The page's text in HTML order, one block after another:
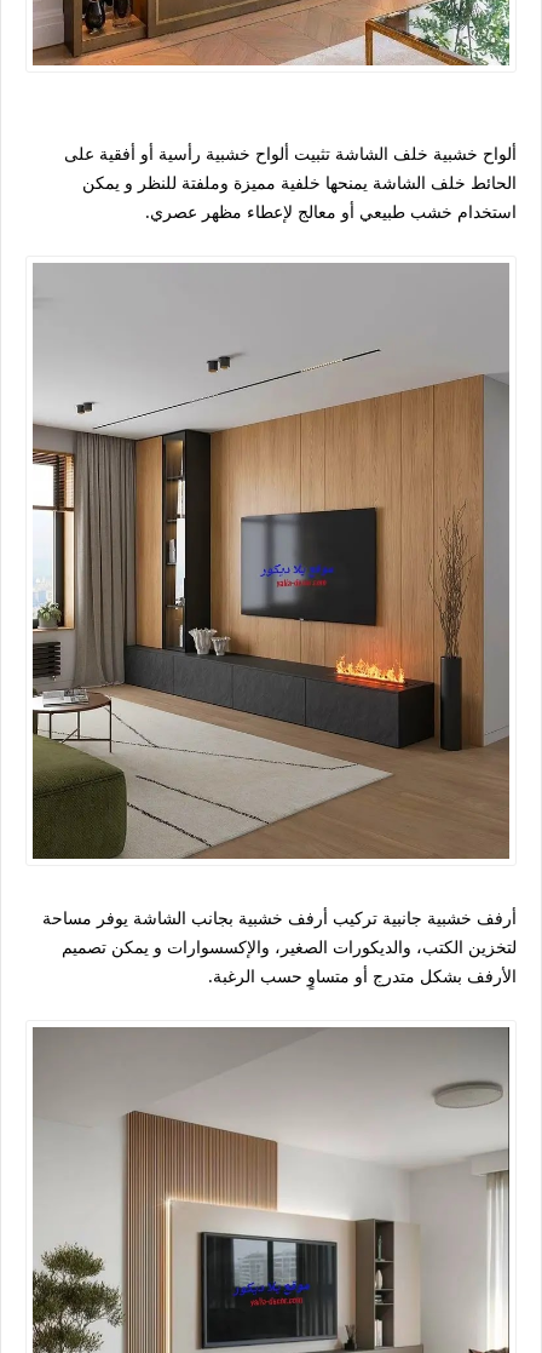
ألواح خشبية خلف الشاشة تثبيت ألواح خشبية رأسية أو أفقية على
الحائط خلف الشاشة يمنحها خلفية مميزة وملفتة للنظر و يمكن
استخدام خشب طبيعي أو معالج لإعطاء مظهر عصري.
أرفف خشبية جانبية تركيب أرفف خشبية بجانب الشاشة يوفر مساحة
لتخزين الكتب، والديكورات الصغير، والإكسسوارات و يمكن تصميم
الأرفف بشكل متدرج أو متساوٍ حسب الرغبة.